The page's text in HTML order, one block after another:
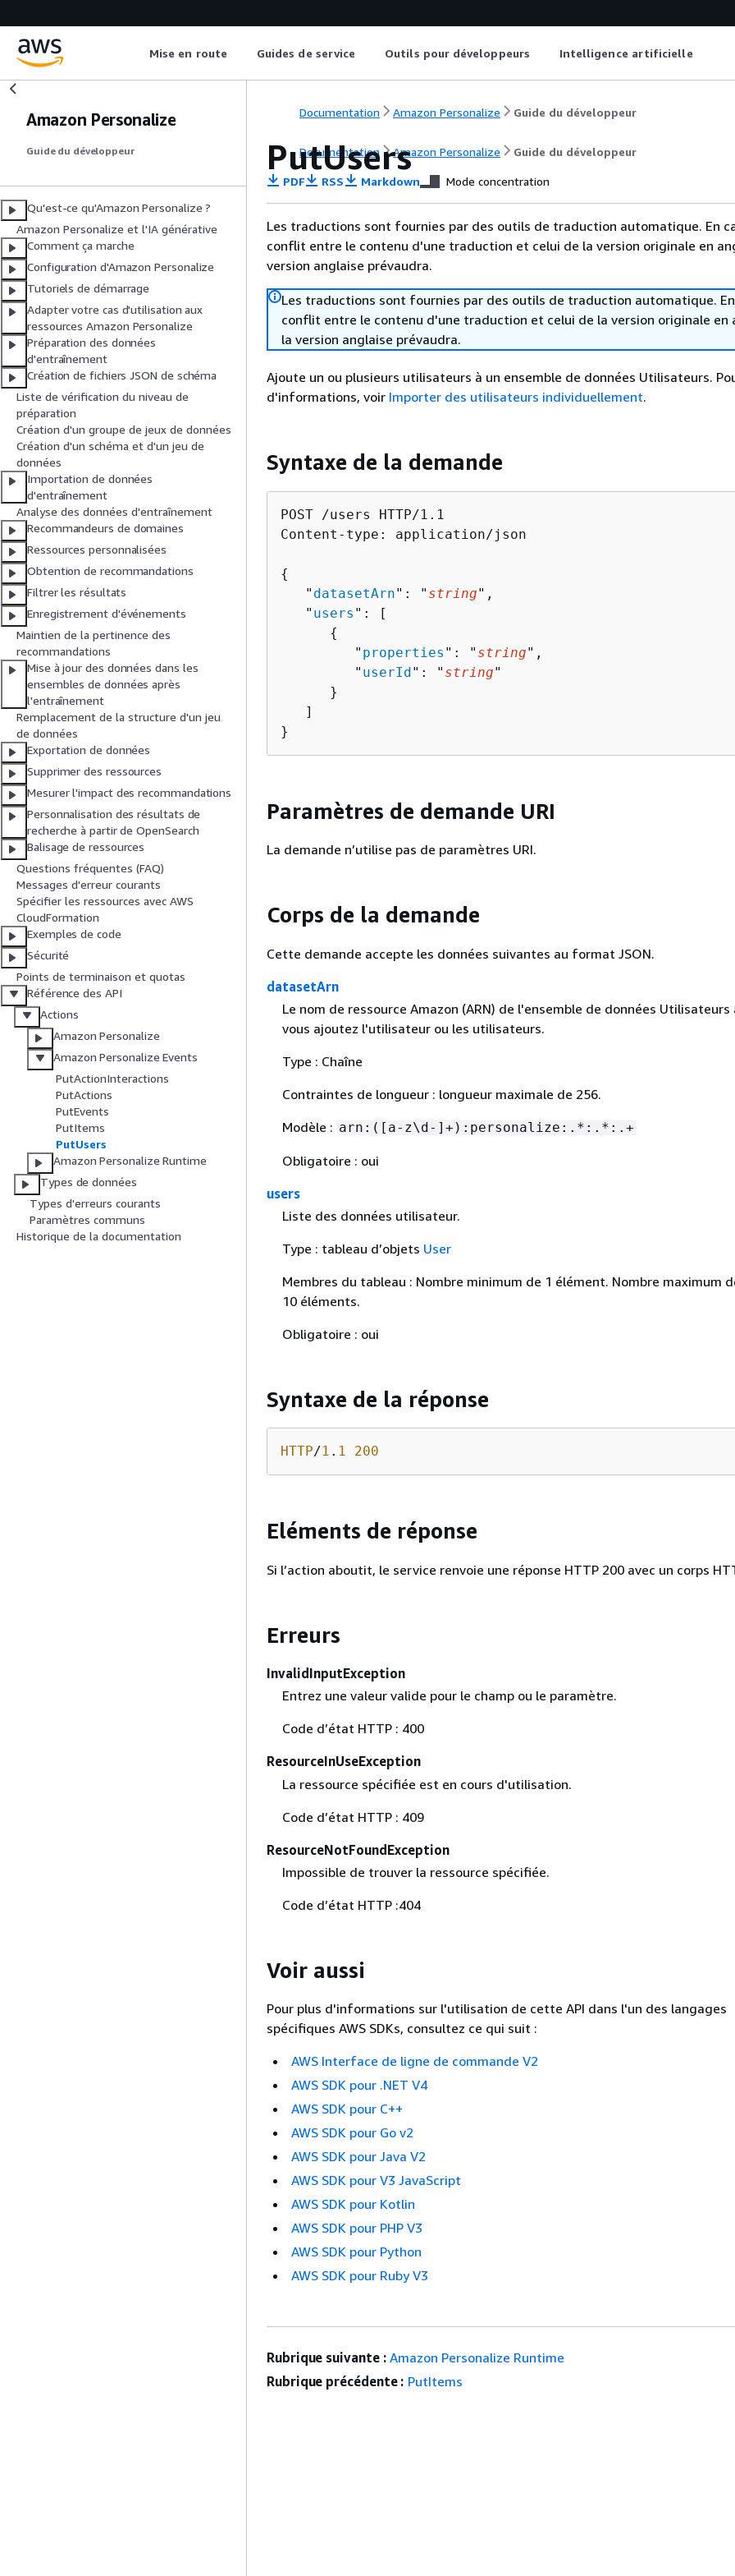
Mise en route Guides de service Outils pour développeurs Intelligence artificielle
Amazon Personalize
Guide du développeur
Qu'est-ce qu'Amazon Personalize ?
Amazon Personalize et l'IA générative
Comment ça marche
Configuration d'Amazon Personalize
Tutoriels de démarrage
Adapter votre cas d'utilisation aux
ressources Amazon Personalize
Préparation des données
d'entraînement
Création de fichiers JSON de schéma
Liste de vérification du niveau de
préparation
Création d'un groupe de jeux de données
Création d'un schéma et d'un jeu de
données
Importation de données
d'entraînement
Analyse des données d'entraînement
Recommandeurs de domaines
Ressources personnalisées
Obtention de recommandations
Filtrer les résultats
Enregistrement d'événements
Maintien de la pertinence des
recommandations
Mise à jour des données dans les
ensembles de données après
l'entraînement
Remplacement de la structure d'un jeu
de données
Exportation de données
Supprimer des ressources
Mesurer l'impact des recommandations
Personnalisation des résultats de
recherche à partir de OpenSearch
Balisage de ressources
Questions fréquentes (FAQ)
Messages d'erreur courants
Spécifier les ressources avec AWS
CloudFormation
Exemples de code
Sécurité
Points de terminaison et quotas
Référence des API
Actions
Amazon Personalize
Amazon Personalize Events
PutActionInteractions
PutActions
PutEvents
PutItems
PutUsers
Amazon Personalize Runtime
Types de données
Types d'erreurs courants
Paramètres communs
Historique de la documentation
Documentation Amazon Personalize Guide du développeur
Documentation Amazon Personalize Guide du développeur
PutUsers
PDF RSS Markdown Mode concentration
Les traductions sont fournies par des outils de traduction automatique. En
conflit entre le contenu d'une traduction et celui de la version originale en
version anglaise prévaudra.
Les traductions sont fournies par des outils de traduction automatique.
conflit entre le contenu d'une traduction et celui de la version originale en
la version anglaise prévaudra.
Ajoute un ou plusieurs utilisateurs à un ensemble de données Utilisateurs.
d'informations, voir Importer des utilisateurs individuellement.
Syntaxe de la demande
POST /users HTTP/1.1
Content-type: application/json
{
   "
datasetArn": " string",
   "
users ": [
{
         "
properties ": " string",
         "
userId": " string"
      }
   ]
}
Paramètres de demande URI
La demande n’utilise pas de paramètres URI.
Corps de la demande
Cette demande accepte les données suivantes au format JSON.
datasetArn
Le nom de ressource Amazon (ARN) de l'ensemble de données Utilisateurs
vous ajoutez l'utilisateur ou les utilisateurs.
Type : Chaîne
Contraintes de longueur : longueur maximale de 256.
Modèle : arn:([a-z\d-]+):personalize:.*:.*:.+
Obligatoire : oui
users
Liste des données utilisateur.
Type : tableau d’objets User
Membres du tableau : Nombre minimum de 1 élément. Nombre maximum
10 éléments.
Obligatoire : oui
Syntaxe de la réponse
HTTP/1 . 1 200
Eléments de réponse
Si l’action aboutit, le service renvoie une réponse HTTP 200 avec un corps
Erreurs
InvalidInputException
Entrez une valeur valide pour le champ ou le paramètre.
Code d’état HTTP : 400
ResourceInUseException
La ressource spécifiée est en cours d'utilisation.
Code d’état HTTP : 409
ResourceNotFoundException
Impossible de trouver la ressource spécifiée.
Code d’état HTTP :404
Voir aussi
Pour plus d'informations sur l'utilisation de cette API dans l'un des langages
spécifiques AWS SDKs, consultez ce qui suit :
AWS Interface de ligne de commande V2
AWS SDK pour .NET V4
AWS SDK pour C++
AWS SDK pour Go v2
AWS SDK pour Java V2
AWS SDK pour V3 JavaScript
AWS SDK pour Kotlin
AWS SDK pour PHP V3
AWS SDK pour Python
AWS SDK pour Ruby V3
Rubrique suivante : Amazon Personalize Runtime
Rubrique précédente : PutItems